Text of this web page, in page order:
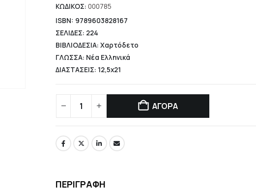
είναι:
7,42 €.
ΚΩΔΙΚΟΣ: 000785
ISBN: 9789603828167
ΣΕΛΙΔΕΣ: 224
ΒΙΒΛΙΟΔΕΣΙΑ: Χαρτόδετο
ΓΛΩΣΣΑ: Νέα Ελληνικά
ΔΙΑΣΤΑΣΕΙΣ: 12,5x21
ΑΓΟΡΑ
ΠΕΡΙΓΡΑΦΉ